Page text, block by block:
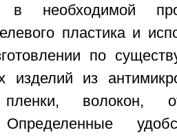
в необходимой
пластика и
по
изделий из
волокон,